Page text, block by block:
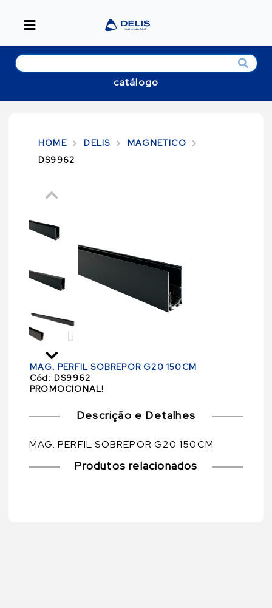
catálogo
HOME DELIS
MAGNETICO
DS9962
MAG. PERFIL SOBREPOR G20 150CM
Cód: DS9962
PROMOCIONAL!
Descrição e Detalhes
MAG. PERFIL SOBREPOR G20 150CM
Produtos relacionados